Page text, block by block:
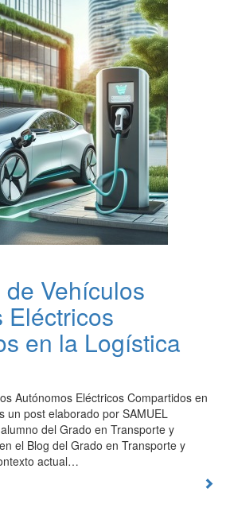
Vehículos
Eléctricos
en la Logística
Autónomos Eléctricos Compartidos en
un post elaborado por SAMUEL
del Grado en Transporte y
el Blog del Grado en Transporte y
actual…